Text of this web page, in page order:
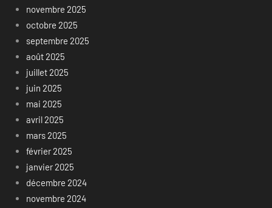
novembre 2025
octobre 2025
septembre 2025
août 2025
juillet 2025
juin 2025
mai 2025
avril 2025
mars 2025
février 2025
janvier 2025
décembre 2024
novembre 2024